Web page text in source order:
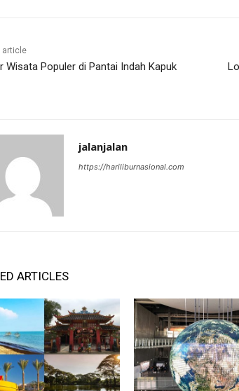
article
Wisata Populer di Pantai Indah Kapuk
jalanjalan
https://hariliburnasional.com
ARTICLES